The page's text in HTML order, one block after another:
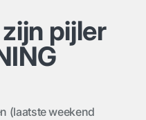
pijler
(laatste weekend